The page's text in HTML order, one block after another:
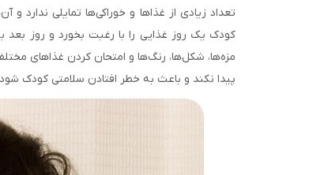
تعداد زیادی از غذاها و خوراکی‌ها تمایلی
کودک یک روز غذایی را با رغبت بخورد و روز
مزه‌ها، شکل‌ها، رنگ‌ها و امتحان کردن غذاهای
پیدا نکند و باعث به خطر افتادن سلامتی کودک